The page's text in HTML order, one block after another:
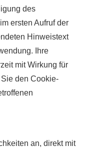
des
ersten Aufruf der
Hinweistext
Ihre
mit Wirkung für
den Cookie-
an, direkt mit